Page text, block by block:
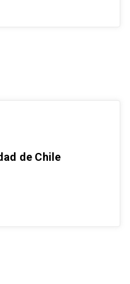
de Chile